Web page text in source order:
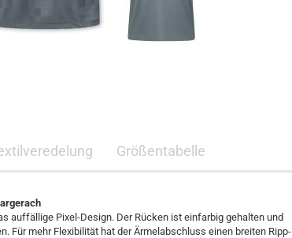
Größentabelle
auffällige Pixel-Design. Der Rücken ist einfarbig gehalten und
Für mehr Flexibilität hat der Ärmelabschluss einen breiten Ripp-